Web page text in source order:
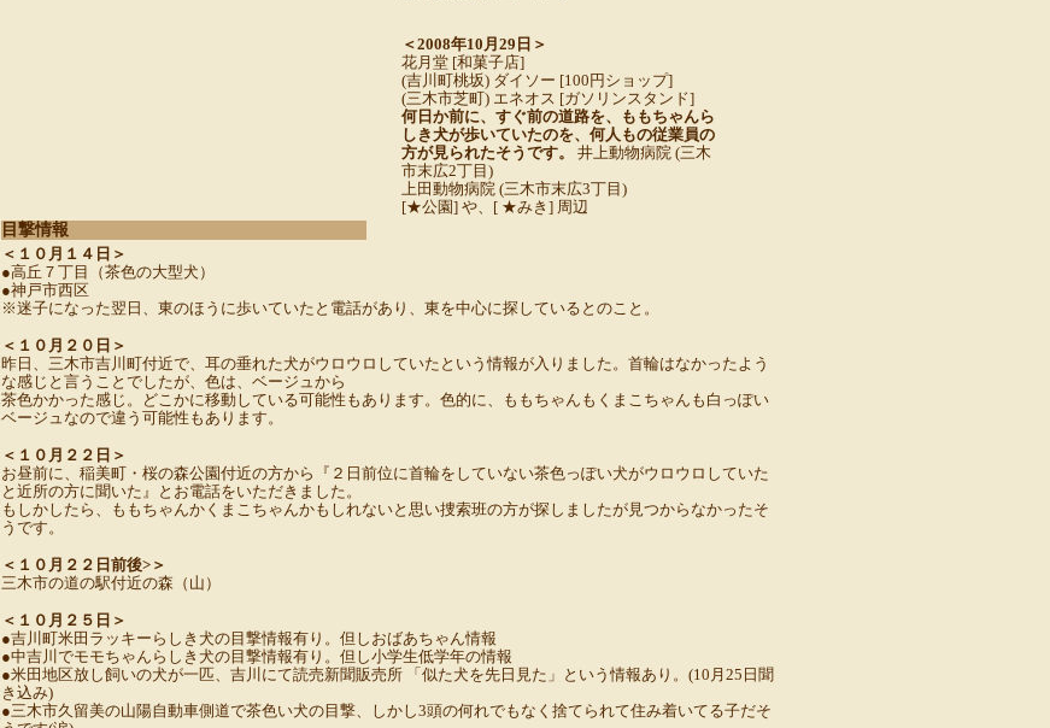
＜2008年10月29日＞
花月堂 [和菓子店]
(吉川町桃坂) ダイソー [100円ショップ]
(三木市芝町) エネオス [ガソリンスタンド]
何日か前に、すぐ前の道路を、ももちゃんら
しき犬が歩いていたのを、何人もの従業員の
方が見られたそうです。
井上動物病院 (三木
市末広2丁目)
上田動物病院 (三木市末広3丁目)
[★公園] や、[ ★みき] 周辺
目撃情報
＜１０月１４日＞
●高丘７丁目（茶色の大型犬）
●神戸市西区
※迷子になった翌日、東のほうに歩いていたと電話があり、東を中心に探しているとのこと。
＜１０月２０日＞
昨日、三木市吉川町付近で、耳の垂れた犬がウロウロしていたという情報が入りました。首輪はなかったよう
な感じと言うことでしたが、色は、ベージュから
茶色かかった感じ。どこかに移動している可能性もあります。色的に、ももちゃんもくまこちゃんも白っぽい
ベージュなので違う可能性もあります。
＜１０月２２日＞
お昼前に、稲美町・桜の森公園付近の方から『２日前位に首輪をしていない茶色っぽい犬がウロウロしていた
と近所の方に聞いた』とお電話をいただきました。
もしかしたら、ももちゃんかくまこちゃんかもしれないと思い捜索班の方が探しましたが見つからなかったそ
うです。
＜１０月２２日前後>＞
三木市の道の駅付近の森（山）
＜１０月２５日＞
●吉川町米田ラッキーらしき犬の目撃情報有り。但しおばあちゃん情報
●中吉川でモモちゃんらしき犬の目撃情報有り。但し小学生低学年の情報
●米田地区放し飼いの犬が一匹、吉川にて読売新聞販売所 「似た犬を先日見た」という情報あり。(10月25日聞
き込み)
●三木市久留美の山陽自動車側道で茶色い犬の目撃、しかし3頭の何れでもなく捨てられて住み着いてる子だそ